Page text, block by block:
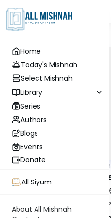
Home
Today's Mishnah
Select Mishnah
Library
Series
Authors
Blogs
Events
Donate
All Siyum
About All Mishnah
Mishna Rabbi